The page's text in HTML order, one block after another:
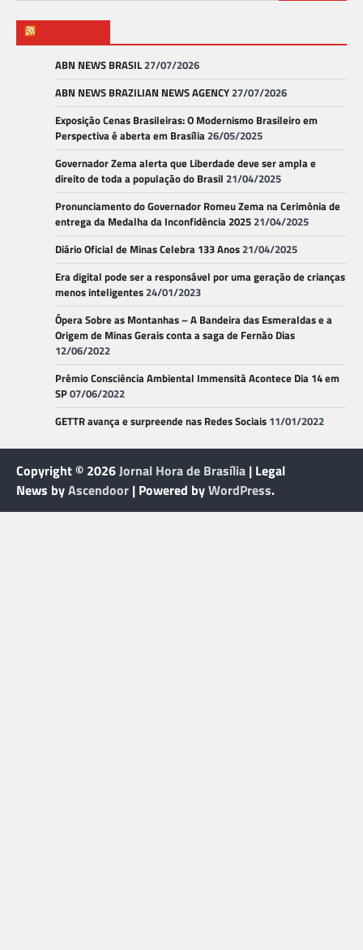
ABN NEWS BRASIL27/07/2026
ABN NEWS BRAZILIAN NEWS AGENCY27/07/2026
Exposição Cenas Brasileiras: O Modernismo Brasileiro em
Perspectiva é aberta em Brasília26/05/2025
Governador Zema alerta que Liberdade deve ser ampla e
direito de toda a população do Brasil 21/04/2025
Pronunciamento do Governador Romeu Zema na Cerimônia de
entrega da Medalha da Inconfidência 202521/04/2025
Diário Oficial de Minas Celebra 133 Anos21/04/2025
Era digital pode ser a responsável por uma geração de crianças
menos inteligentes24/01/2023
Ópera Sobre as Montanhas – A Bandeira das Esmeraldas e a
Origem de Minas Gerais conta a saga de Fernão Dias
12/06/2022
Prêmio Consciência Ambiental Immensità Acontece Dia 14 em
SP07/06/2022
GETTR avança e surpreende nas Redes Sociais 11/01/2022
Copyright © 2026Jornal Hora de Brasília | Legal
News byAscendoor | Powered byWordPress.